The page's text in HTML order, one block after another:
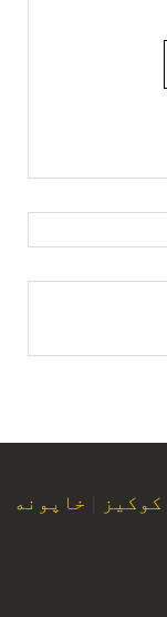
کوکیز خاپونه